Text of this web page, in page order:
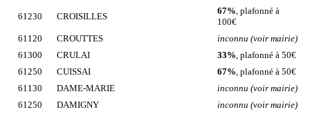
61230 CROISILLES
67% , plafonné à
100€
61120
CROUTTES
inconnu (voir mairie)
61300
CRULAI 33% , plafonné à 50€
61250
CUISSAI 67% , plafonné à 50€
61130
DAME-MARIE
inconnu (voir mairie)
61250
DAMIGNY
inconnu (voir mairie)